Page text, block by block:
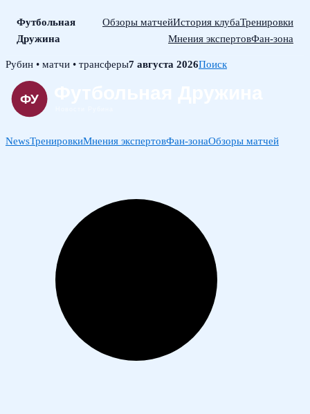
Футбольная
Дружина
Обзоры матчейИстория клубаТренировки
Мнения экспертовФан-зона
Skip
content
Рубин • матчи • трансферы7 августа 2026Поиск
NewsТренировкиМнения экспертовФан-зонаОбзоры матчей